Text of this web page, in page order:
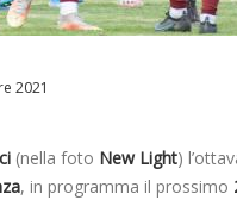
2021
(nella foto New Light)
, in programma il prossimo